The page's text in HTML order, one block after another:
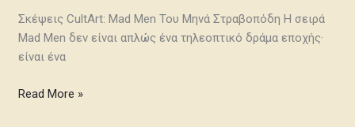
Σκέψεις CultArt: Mad Men Του Μηνά Στραβοπόδη Η σειρά
Mad Men δεν είναι απλώς ένα τηλεοπτικό δράμα εποχής·
είναι ένα
Read More »